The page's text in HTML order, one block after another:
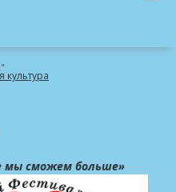
культура
мы сможем больше»